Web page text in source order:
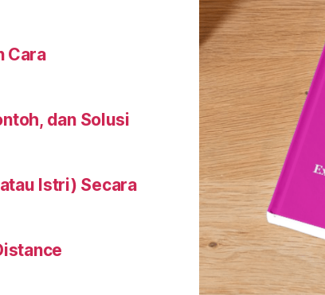
Cara
dan Solusi
Istri) Secara